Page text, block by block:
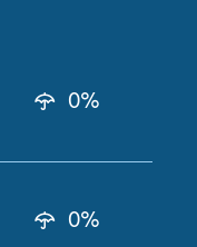
0%
0%